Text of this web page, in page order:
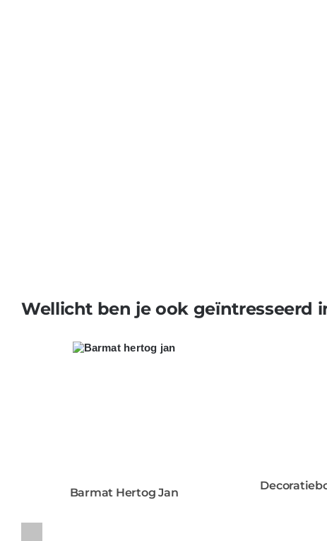
Wellicht ben je ook geïntresseerd
Barmat Hertog Jan